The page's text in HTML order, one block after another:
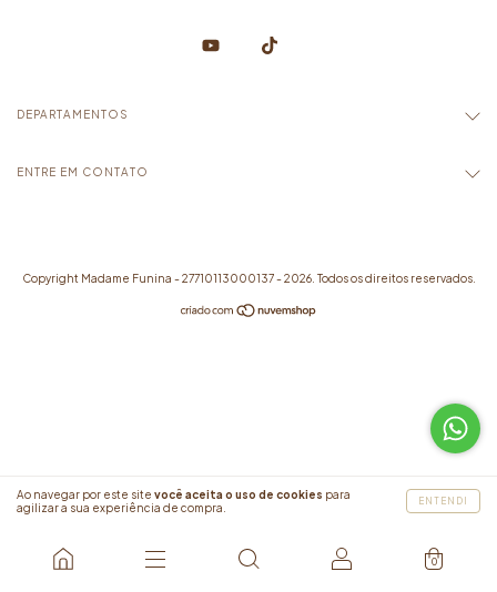
Ao navegar por este site você aceita o uso de cookies para
agilizar a sua experiência de compra.
ENTENDI
0
DEPARTAMENTOS
ENTRE EM CONTATO
Copyright Madame Funina - 27710113000137 - 2026. Todos os direitos reservados.